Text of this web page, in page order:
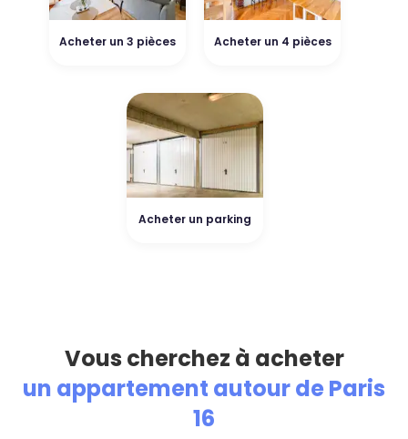
Acheter un 3 pièces Acheter un 4 pièces
Acheter un parking
Vous cherchez à acheter
un appartement autour de Paris
16